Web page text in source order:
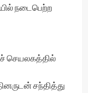
நடைபெற்ற
செயலகத்தில்
சந்தித்து